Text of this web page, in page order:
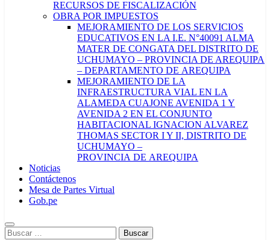
RECURSOS DE FISCALIZACIÓN
OBRA POR IMPUESTOS
MEJORAMIENTO DE LOS SERVICIOS
EDUCATIVOS EN LA I.E. N°40091 ALMA
MATER DE CONGATA DEL DISTRITO DE
UCHUMAYO – PROVINCIA DE AREQUIPA
– DEPARTAMENTO DE AREQUIPA
MEJORAMIENTO DE LA
INFRAESTRUCTURA VIAL EN LA
ALAMEDA CUAJONE AVENIDA 1 Y
AVENIDA 2 EN EL CONJUNTO
HABITACIONAL IGNACION ALVAREZ
THOMAS SECTOR I Y II, DISTRITO DE
UCHUMAYO –
PROVINCIA DE AREQUIPA
Noticias
Contáctenos
Mesa de Partes Virtual
Gob.pe
Buscar: